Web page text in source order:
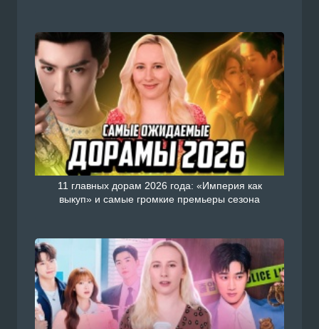
11 главных дорам 2026 года: «Империя как
выкуп» и самые громкие премьеры сезона